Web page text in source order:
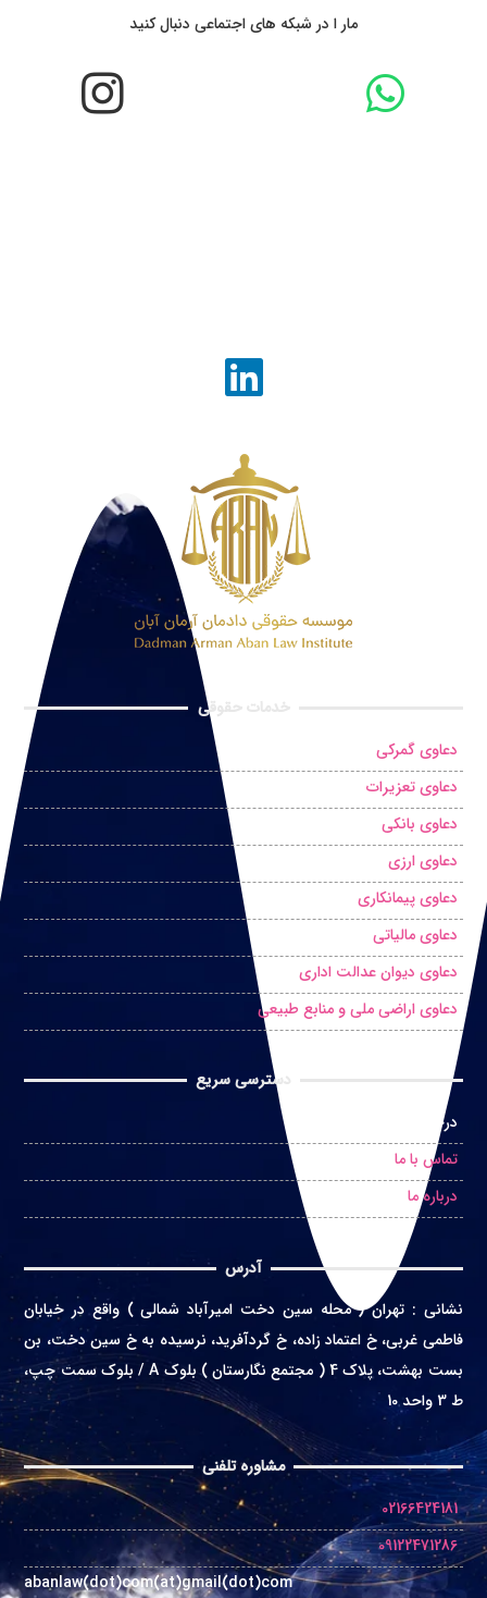
مار ا در شبکه های اجتماعی دنبال کنید
خدمات حقوقی
دعاوی گمرکی
دعاوی تعزیرات
دعاوی بانکی
دعاوی ارزی
دعاوی پیمانکاری
دعاوی مالیاتی
دعاوی دیوان عدالت اداری
دعاوی اراضی ملی و منابع طبیعی
دسترسی سریع
درخواست مشاوره حضوری
تماس با ما
درباره ما
آدرس
نشانی : تهران ( محله سین دخت امیرآباد شمالی ) واقع در خیابان
فاطمی غربی، خ اعتماد زاده، خ گردآفرید، نرسیده به خ سین دخت، بن
بست بهشت، پلاک 4 ( مجتمع نگارستان ) بلوک A / بلوک سمت چپ،
ط 3 واحد 10
مشاوره تلفنی
02166424181
09122471286
abanlaw(dot)com(at)gmail(dot)com